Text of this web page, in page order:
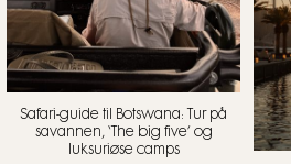
Safari-guide til Botswana: Tur på
savannen, ‘The big five’ og
luksuriøse camps